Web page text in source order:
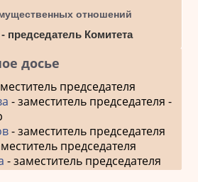
отношений
председатель Комитета
досье
председателя
- заместитель председателя -
- заместитель председателя
председателя
- заместитель председателя